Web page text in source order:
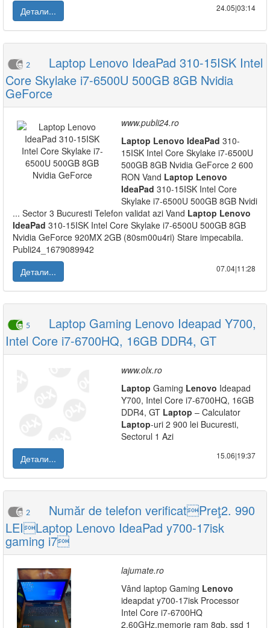
Детали...
24.05|03:14
2
Laptop Lenovo IdeaPad 310-15ISK Intel
Core Skylake i7-6500U 500GB 8GB Nvidia
GeForce
www.publi24.ro
Laptop Lenovo IdeaPad 310-
15ISK Intel Core Skylake i7-6500U
500GB 8GB Nvidia GeForce 2 600
RON Vand Laptop Lenovo
IdeaPad 310-15ISK Intel Core
Skylake i7-6500U 500GB 8GB Nvidi
... Sector 3 Bucuresti Telefon validat azi Vand Laptop Lenovo
IdeaPad 310-15ISK Intel Core Skylake i7-6500U 500GB 8GB
Nvidia GeForce 920MX 2GB (80sm00u4ri) Stare impecabila.
Publi24_1679089942
Детали...
07.04|11:28
5
Laptop Gaming Lenovo Ideapad Y700,
Intel Core i7-6700HQ, 16GB DDR4, GT
www.olx.ro
Laptop Gaming Lenovo Ideapad
Y700, Intel Core i7-6700HQ, 16GB
DDR4, GT Laptop – Calculator
Laptop-uri 2 900 lei Bucuresti,
Sectorul 1 Azi
Детали...
15.06|19:37
2
Număr de telefon verificatPreţ2. 990
LEILaptop Lenovo IdeaPad y700-17isk
gaming i7
lajumate.ro
Vând laptop Gaming Lenovo
ideapdat y700-17isk Processor
Intel Core i7-6700HQ
2.60GHz,memorie ram 8gb, ssd 1